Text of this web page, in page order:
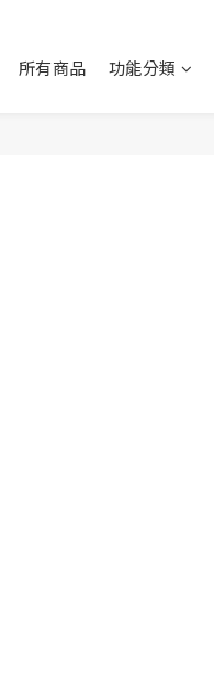
所有商品 功能分類